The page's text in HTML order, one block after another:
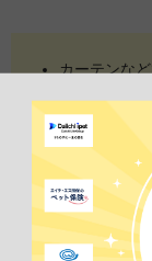
カーテンな
近所の猫が
を植える
などの対策がおすす
愛猫をむやみに興